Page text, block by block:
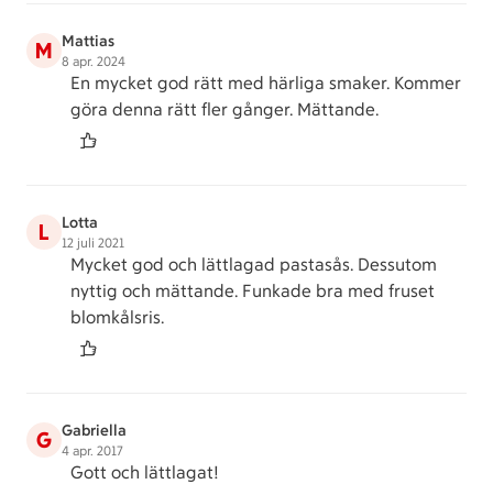
M Mattias
8 apr. 2024
En mycket god rätt med härliga smaker. Kommer
göra denna rätt fler gånger. Mättande.
L Lotta
12 juli 2021
Mycket god och lättlagad pastasås. Dessutom
nyttig och mättande. Funkade bra med fruset
blomkålsris.
G Gabriella
4 apr. 2017
Gott och lättlagat!